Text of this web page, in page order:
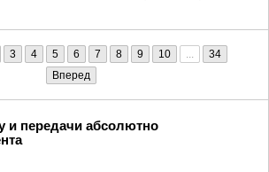
3 4 5 6 7 8 9 10
34
Вперед
и передачи абсолютно